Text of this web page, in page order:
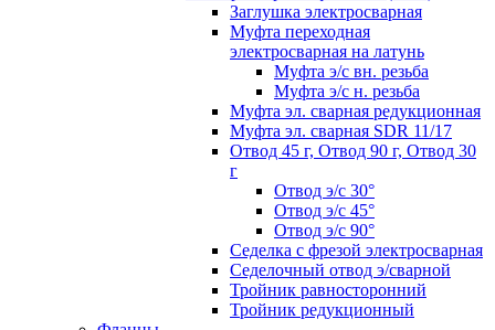
Заглушка электросварная
Муфта переходная
электросварная на латунь
Муфта э/с вн. резьба
Муфта э/с н. резьба
Муфта эл. cварная редукционная
Муфта эл. сварная SDR 11/17
Отвод 45 г, Отвод 90 г, Отвод 30
г
Отвод э/с 30°
Отвод э/с 45°
Отвод э/с 90°
Седелка с фрезой электросварная
Седелочный отвод э/сварной
Тройник равносторонний
Тройник редукционный